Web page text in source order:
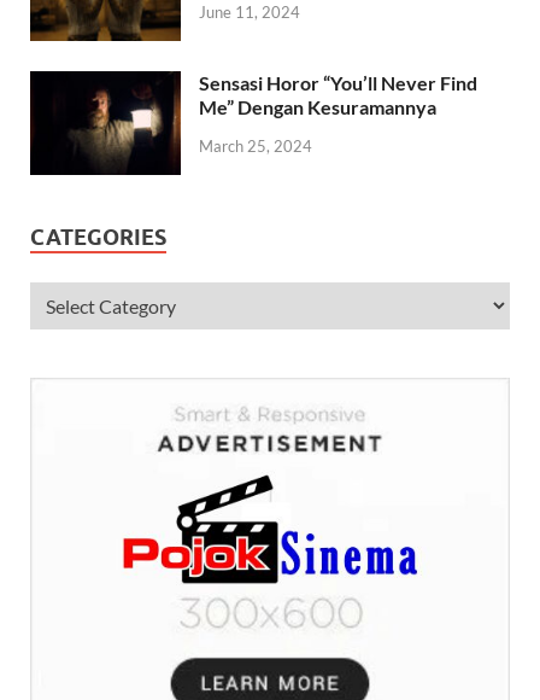
June 11, 2024
Sensasi Horor “You’ll Never Find
Me” Dengan Kesuramannya
March 25, 2024
CATEGORIES